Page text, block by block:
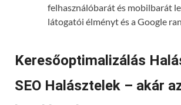
felhasználóbarát és mobilbarát
látogatói élményt és a Google
Keresőoptimalizálás
SEO Halásztelek – akár